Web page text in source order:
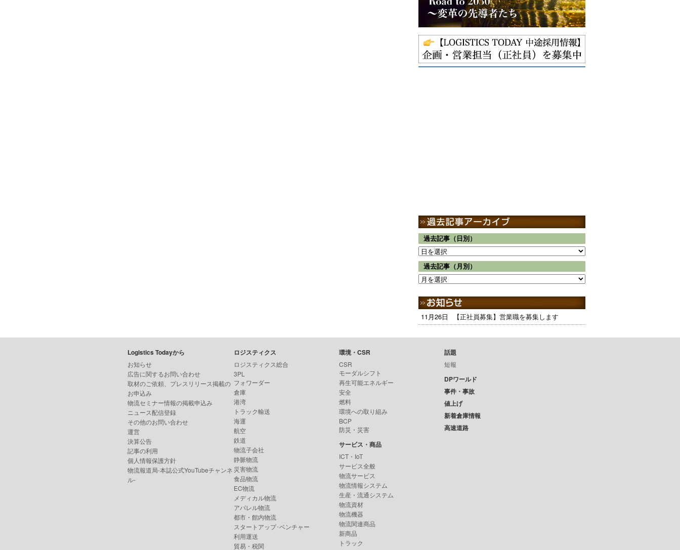
過去記事（日別）
過去記事（月別）
11月26日 【正社員募集】営業職を募集します
Logistics Todayから
お知らせ
広告に関するお問い合わせ
取材のご依頼、プレスリリース掲載の
お申込み
物流セミナー情報の掲載申込み
ニュース配信登録
その他のお問い合わせ
運営
決算公告
記事の利用
個人情報保護方針
物流報道局-本誌公式YouTubeチャンネ
ル-
ロジスティクス
ロジスティクス総合
3PL
フォワーダー
倉庫
港湾
トラック輸送
海運
航空
鉄道
物流子会社
静脈物流
災害物流
食品物流
EC物流
メディカル物流
アパレル物流
都市・館内物流
スタートアップ･ベンチャー
利用運送
貿易・税関
環境・CSR
CSR
モーダルシフト
再生可能エネルギー
安全
燃料
環境への取り組み
BCP
防災・災害
サービス・商品
ICT・IoT
サービス全般
物流サービス
物流情報システム
生産・流通システム
物流資材
物流機器
物流関連商品
新商品
トラック
話題
短報
DPワールド
事件・事故
値上げ
新着倉庫情報
高速道路